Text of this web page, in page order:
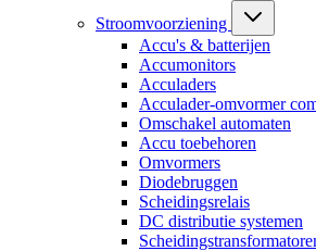
Stroomvoorziening
Accu's & batterijen
Accumonitors
Acculaders
Acculader-omvormer
Omschakel automaten
Accu toebehoren
Omvormers
Diodebruggen
Scheidingsrelais
DC distributie systemen